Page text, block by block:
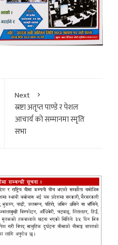
Next
स्रष्टा अतृप्त पाण्डे र पेशल
आचार्य काे सम्मानमा स्मृति
सभा